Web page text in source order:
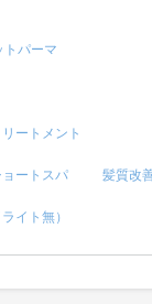
トパーマ
ートメント
ートスパ 髪質改
イト無）